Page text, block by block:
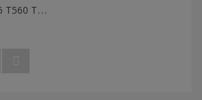
S
amsung Tab E 9.6 T560 Touch Branco